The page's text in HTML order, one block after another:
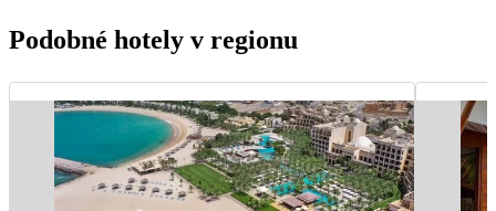
Podobné hotely v regionu